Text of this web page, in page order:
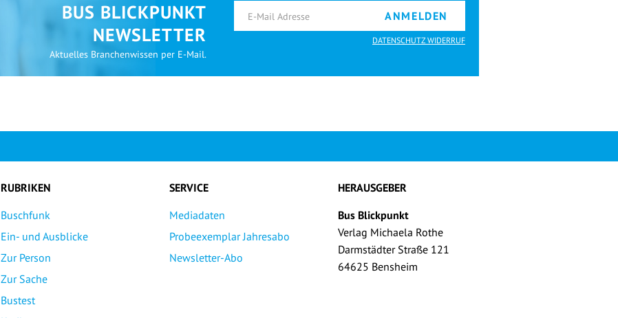
BUS BLICKPUNKT
NEWSLETTER
Aktuelles Branchenwissen per E-Mail.
ANMELDEN
DATENSCHUTZ WIDERRUF
RUBRIKEN
Buschfunk
Ein- und Ausblicke
Zur Person
Zur Sache
Bustest
SERVICE
Mediadaten
Probeexemplar Jahresabo
Newsletter-Abo
HERAUSGEBER
Bus Blickpunkt
Verlag Michaela Rothe
Darmstädter Straße 121
64625 Bensheim